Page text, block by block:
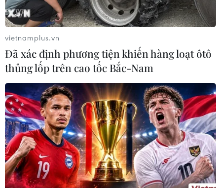
'Sáp nhập Bờ Tây đe dọa tới mối quan hệ
của Israel với các nước Arab'
vietnamplus.vn
Đã xác định phương tiện khiến hàng loạt ôtô
thủng lốp trên cao tốc Bắc-Nam